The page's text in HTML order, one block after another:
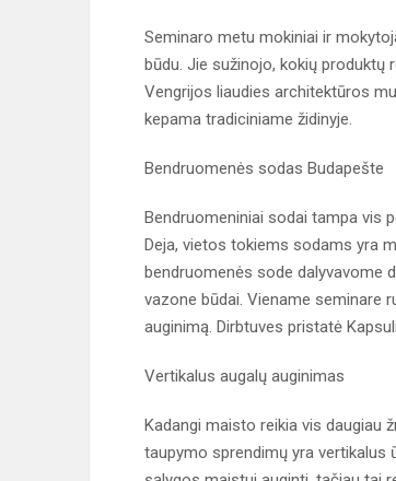
Seminaro metu mokiniai ir
būdu. Jie sužinojo, kokių produktų
Vengrijos liaudies architektūros
kepama tradiciniame židinyje.
Bendruomenės sodas Budapešte
Bendruomeniniai sodai tampa vis
Deja, vietos tokiems sodams yra
bendruomenės sode dalyvavome
vazone būdai. Viename seminare
auginimą. Dirbtuves pristatė
Vertikalus augalų auginimas
Kadangi maisto reikia vis daugiau
taupymo sprendimų yra vertikalus